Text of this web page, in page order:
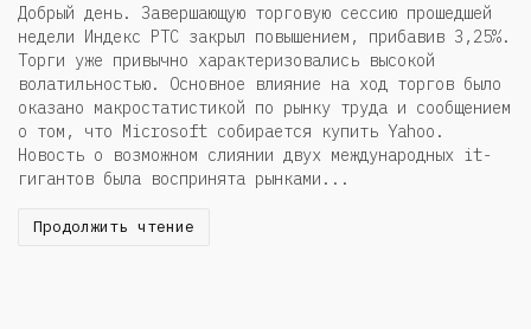
Добрый день. Завершающую торговую сессию прошедшей
недели Индекс РТС закрыл повышением, прибавив 3,25%.
Торги уже привычно характеризовались высокой
волатильностью. Основное влияние на ход торгов было
оказано макростатистикой по рынку труда и сообщением
о том, что Microsoft собирается купить Yahoo.
Новость о возможном слиянии двух международных it-
гигантов была воспринята рынками...
Продолжить чтение